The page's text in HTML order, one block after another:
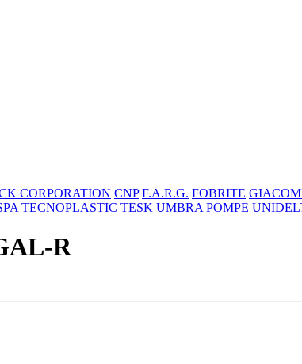
CORPORATION CNP F.A.R.G. FOBRITE
TECNOPLASTIC TESK UMBRA POMPE
R